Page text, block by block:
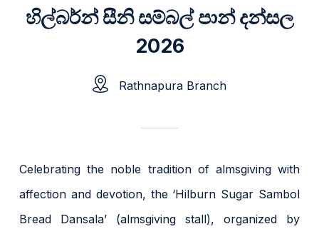
හිල්බර්න් සීනි සම්බල් පාන් දන්සල
2026
Rathnapura Branch
Celebrating the noble tradition of almsgiving with
affection and devotion, the ‘Hilburn Sugar Sambol
Bread Dansala’ (almsgiving stall), organized by